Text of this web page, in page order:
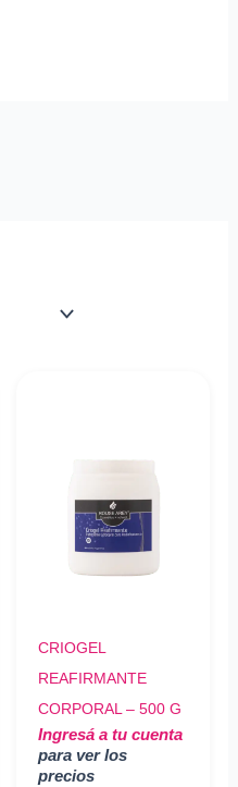
CRIOGEL
REAFIRMANTE
CORPORAL – 500 G
Ingresá a tu cuenta
para ver los
precios